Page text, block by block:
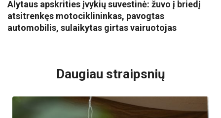
Alytaus apskrities įvykių suvestinė: žuvo į briedį
atsitrenkęs motociklininkas, pavogtas
automobilis, sulaikytas girtas vairuotojas
Daugiau straipsnių